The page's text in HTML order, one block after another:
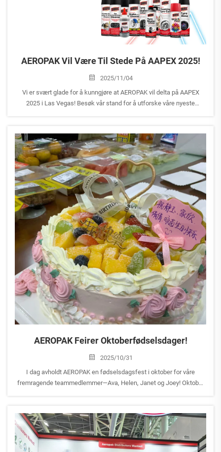
AEROPAK Vil Være Til Stede På AAPEX 2025!
2025/11/04
Vi er svært glade for å kunngjøre at AEROPAK vil delta på AAPEX
2025 i Las Vegas! Besøk vår stand for å utforske våre nyeste
AEROPAK Feirer Oktoberfødselsdager!
2025/10/31
I dag avholdt AEROPAK en fødselsdagsfest i oktober for våre
fremragende teammedlemmer—Ava, Helen, Janet og Joey! Oktober